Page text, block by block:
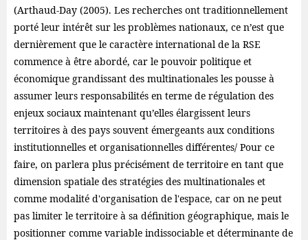
(Arthaud-Day (2005). Les recherches ont traditionnellement
porté leur intérêt sur les problèmes nationaux, ce n’est que
dernièrement que le caractère international de la RSE
commence à être abordé, car le pouvoir politique et
économique grandissant des multinationales les pousse à
assumer leurs responsabilités en terme de régulation des
enjeux sociaux maintenant qu’elles élargissent leurs
territoires à des pays souvent émergeants aux conditions
institutionnelles et organisationnelles différentes/ Pour ce
faire, on parlera plus précisément de territoire en tant que
dimension spatiale des stratégies des multinationales et
comme modalité d'organisation de l'espace, car on ne peut
pas limiter le territoire à sa définition géographique, mais le
positionner comme variable indissociable et déterminante de